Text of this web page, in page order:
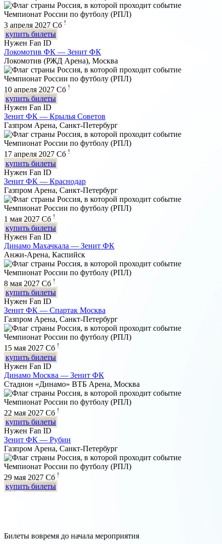
Чемпионат России по футболу (РПЛ)
3 апреля 2027 Сб !
купить билеты
Нужен Fan ID
Локомотив ФК — Зенит ФК
Локомотив (РЖД Арена), Москва
Чемпионат России по футболу (РПЛ)
10 апреля 2027 Сб !
купить билеты
Нужен Fan ID
Зенит ФК — Крылья Советов
Газпром Арена, Санкт-Петербург
Чемпионат России по футболу (РПЛ)
17 апреля 2027 Сб !
купить билеты
Нужен Fan ID
Зенит ФК — Краснодар
Газпром Арена, Санкт-Петербург
Чемпионат России по футболу (РПЛ)
1 мая 2027 Сб !
купить билеты
Нужен Fan ID
Динамо Махачкала — Зенит ФК
Анжи-Арена, Каспийск
Чемпионат России по футболу (РПЛ)
8 мая 2027 Сб !
купить билеты
Нужен Fan ID
Зенит ФК — Спартак Москва
Газпром Арена, Санкт-Петербург
Чемпионат России по футболу (РПЛ)
15 мая 2027 Сб !
купить билеты
Нужен Fan ID
Динамо Москва — Зенит ФК
Стадион «Динамо» ВТБ Арена, Москва
Чемпионат России по футболу (РПЛ)
22 мая 2027 Сб !
купить билеты
Нужен Fan ID
Зенит ФК — Рубин
Газпром Арена, Санкт-Петербург
Чемпионат России по футболу (РПЛ)
29 мая 2027 Сб !
купить билеты
Билеты вовремя до начала мероприятия